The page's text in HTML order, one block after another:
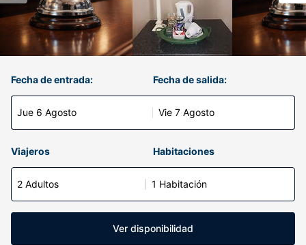
Fecha de entrada:
Jue 6 Agosto
Fecha de salida:
Vie 7 Agosto
Viajeros Habitaciones
2 Adultos 1 Habitación
Ver disponibilidad